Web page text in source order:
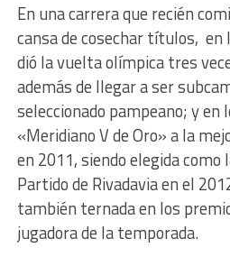
En una carrera que recién
cansa de cosechar títulos, en
dió la vuelta olímpica tres
además de llegar a ser
seleccionado pampeano; y en
«Meridiano V de Oro» a la
en 2011, siendo elegida
Partido de Rivadavia en el
también ternada en los
jugadora de la temporada.